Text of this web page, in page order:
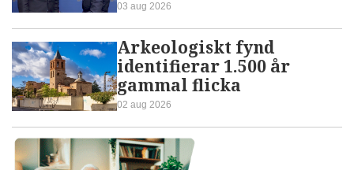
03 aug 2026
Arkeologiskt fynd
identifierar 1.500 år
gammal flicka
02 aug 2026